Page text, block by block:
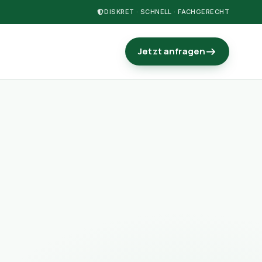
DISKRET · SCHNELL · FACHGERECHT
Jetzt anfragen